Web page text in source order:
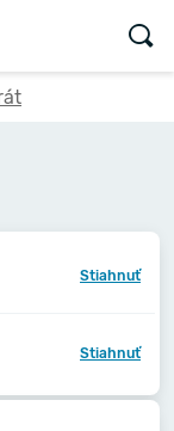
Stiahnuť
Stiahnuť